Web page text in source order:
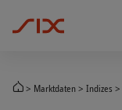
Marktdaten Indizes